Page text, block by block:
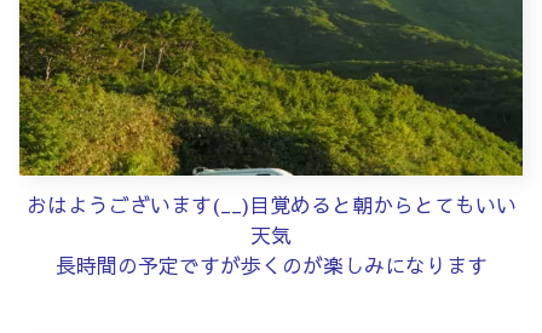
おはようございます(__)目覚めると朝からとてもいい
天気
長時間の予定ですが歩くのが楽しみになります